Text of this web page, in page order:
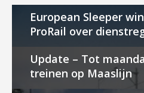
European Sleeper
ProRail over
Update – Tot
treinen op Maaslijn